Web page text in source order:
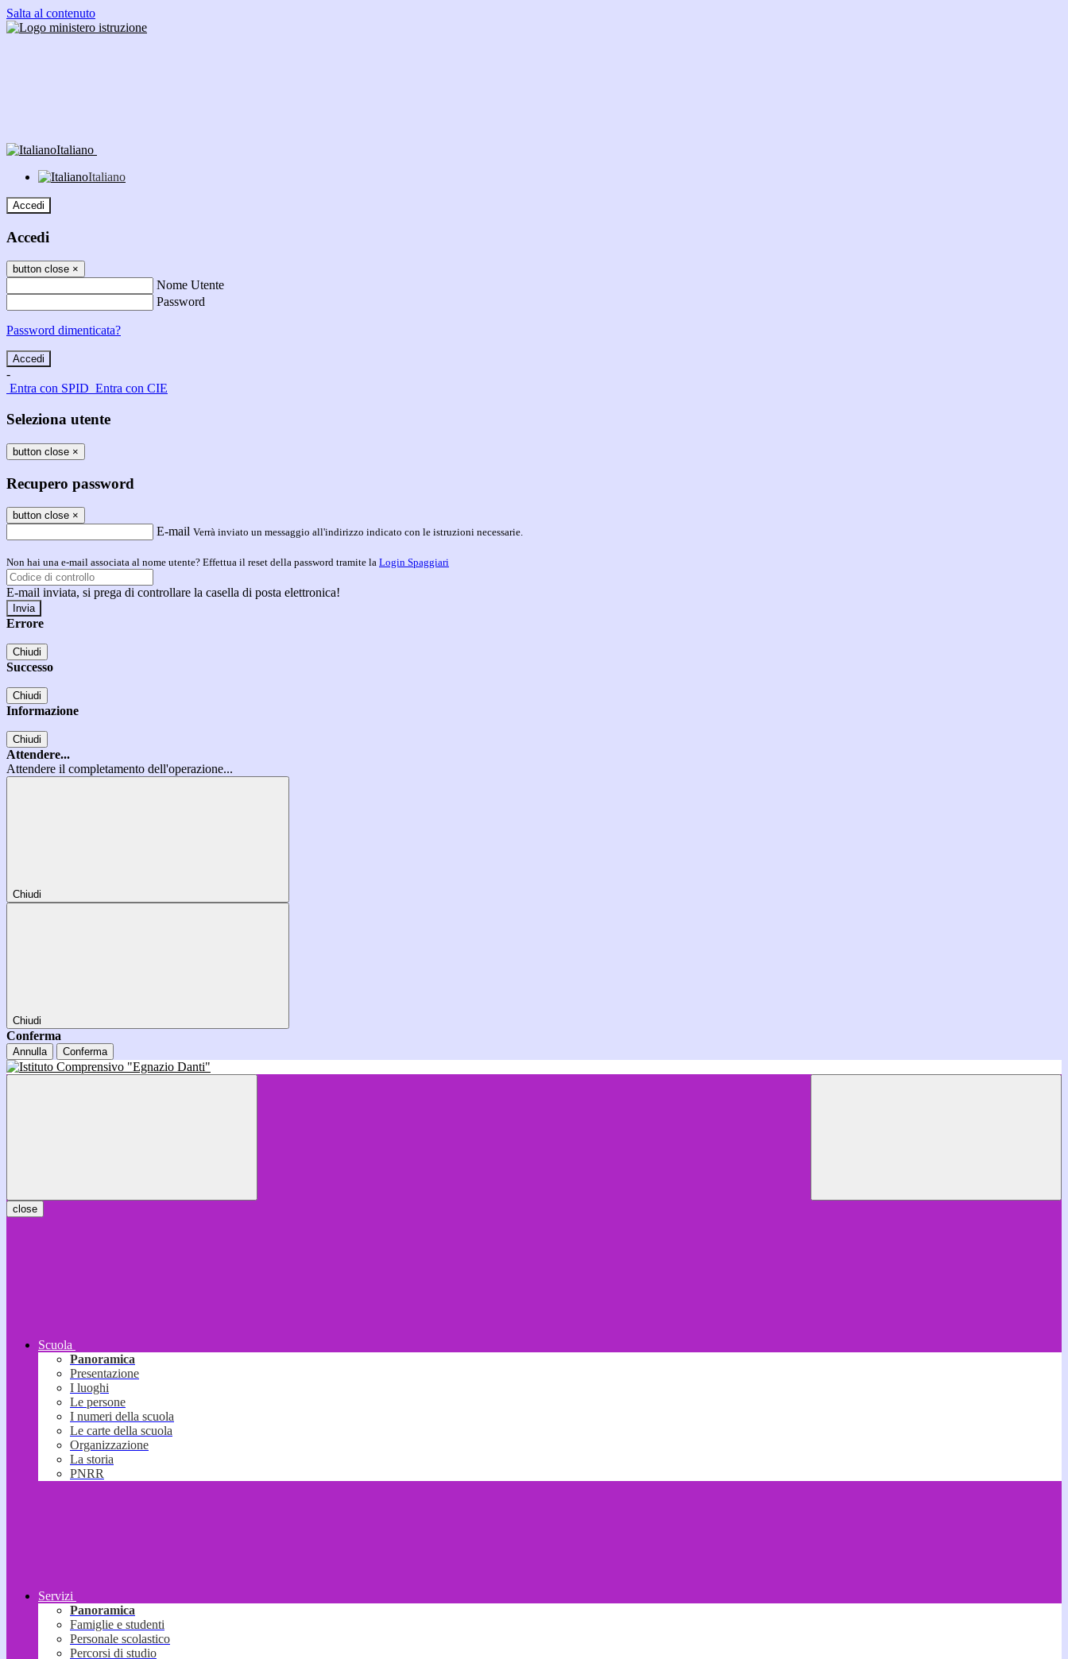
Salta al contenuto
Italiano
Italiano
Accedi
Accedi
button close ×
Nome Utente
Password
Password dimenticata?
-
Entra con SPID Entra con CIE
Seleziona utente
button close ×
Recupero password
button close ×
E-mail Verrà inviato un messaggio all'indirizzo indicato con le istruzioni necessarie.
Non hai una e-mail associata al nome utente? Effettua il reset della password tramite la Login Spaggiari
E-mail inviata, si prega di controllare la casella di posta elettronica!
Errore
Chiudi
Successo
Chiudi
Informazione
Chiudi
Attendere...
Attendere il completamento dell'operazione...
Chiudi
Chiudi
Conferma
Annulla Conferma
close
Scuola
Panoramica
Presentazione
I luoghi
Le persone
I numeri della scuola
Le carte della scuola
Organizzazione
La storia
PNRR
Servizi
Panoramica
Famiglie e studenti
Personale scolastico
Percorsi di studio